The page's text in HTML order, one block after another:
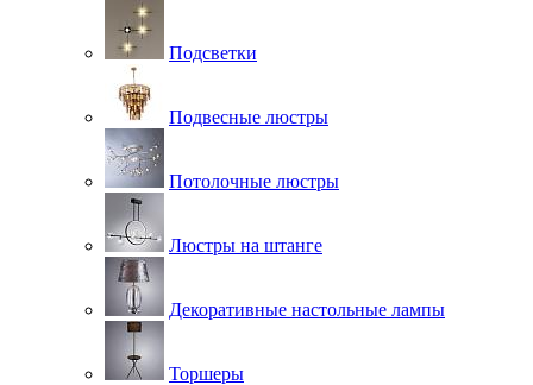
Подсветки
Подвесные люстры
Потолочные люстры
Люстры на штанге
Декоративные настольные лампы
Торшеры